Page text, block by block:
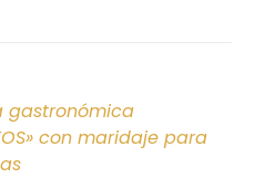
gastronómica
con maridaje para